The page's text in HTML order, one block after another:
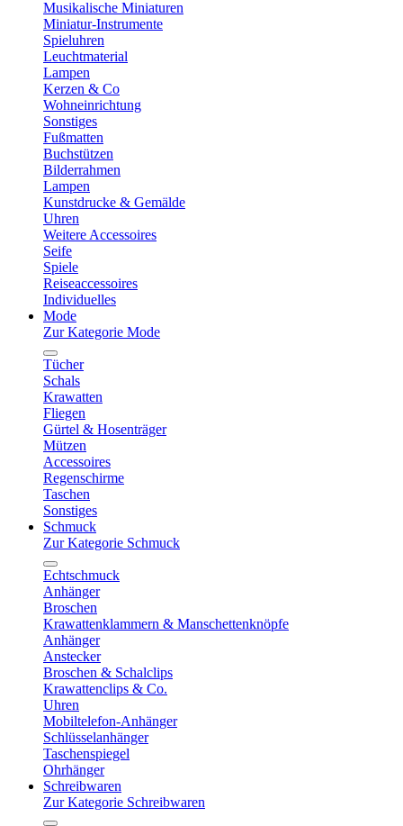
Musikalische Miniaturen
Miniatur-Instrumente
Spieluhren
Leuchtmaterial
Lampen
Kerzen & Co
Wohneinrichtung
Sonstiges
Fußmatten
Buchstützen
Bilderrahmen
Lampen
Kunstdrucke & Gemälde
Uhren
Weitere Accessoires
Seife
Spiele
Reiseaccessoires
Individuelles
Mode
Zur Kategorie Mode
Tücher
Schals
Krawatten
Fliegen
Gürtel & Hosenträger
Mützen
Accessoires
Regenschirme
Taschen
Sonstiges
Schmuck
Zur Kategorie Schmuck
Echtschmuck
Anhänger
Broschen
Krawattenklammern & Manschettenknöpfe
Anhänger
Anstecker
Broschen & Schalclips
Krawattenclips & Co.
Uhren
Mobiltelefon-Anhänger
Schlüsselanhänger
Taschenspiegel
Ohrhänger
Schreibwaren
Zur Kategorie Schreibwaren